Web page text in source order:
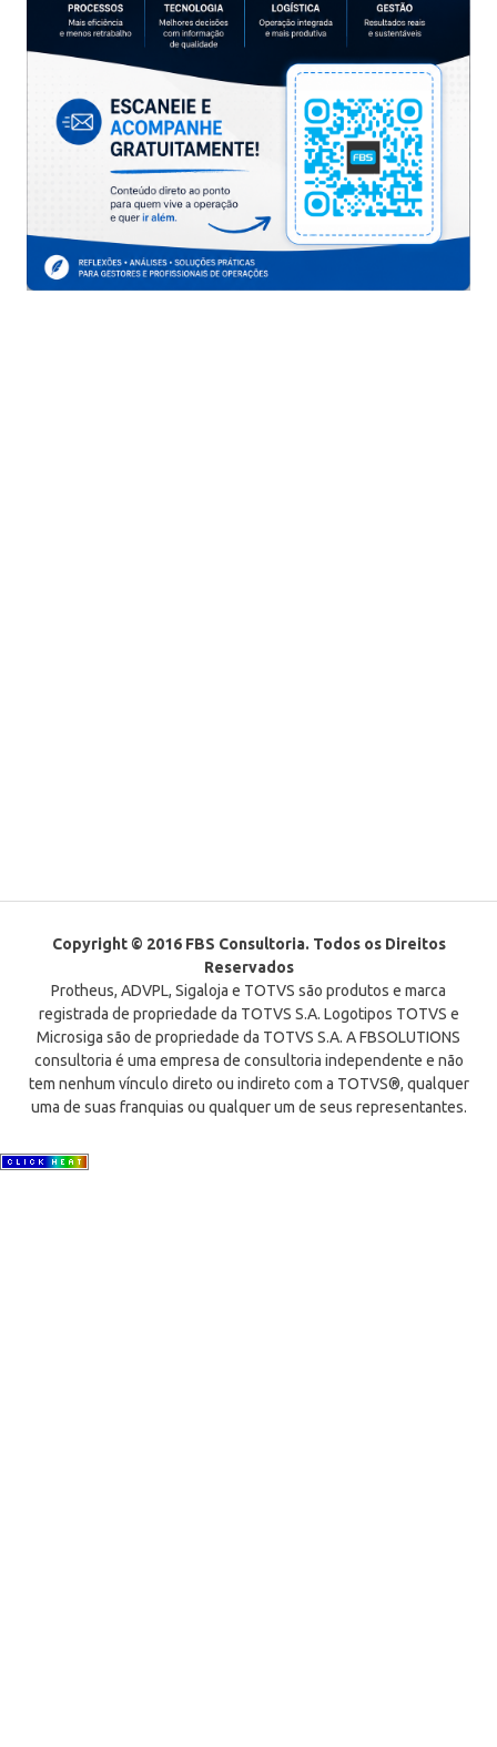
Copyright © 2016 FBS Consultoria. Todos os Direitos
Reservados
Protheus, ADVPL, Sigaloja e TOTVS são produtos e marca
registrada de propriedade da TOTVS S.A. Logotipos TOTVS e
Microsiga são de propriedade da TOTVS S.A. A FBSOLUTIONS
consultoria é uma empresa de consultoria independente e não
tem nenhum vínculo direto ou indireto com a TOTVS®, qualquer
uma de suas franquias ou qualquer um de seus representantes.